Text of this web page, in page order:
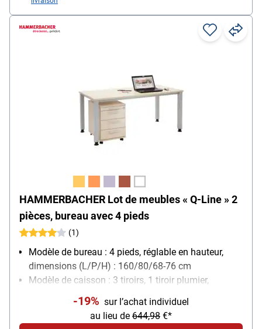
HAMMERBACHER Lot de meubles « Q-Line » 2
pièces, bureau avec 4 pieds
(1)
Modèle de bureau : 4 pieds, réglable en hauteur,
dimensions (L/P/H) : 160/80/68-76 cm
Modèle de caisson : 3 tiroirs, 1 tiroir plumier,
verrouillable, avec Soft-Closing (fermeture
autonome amortie des tiroirs), roulettes, dimensions
(L/P/H) : 42,8/55,3/59 cm
-19% sur l’achat individuel
au lieu de 644,98 €*